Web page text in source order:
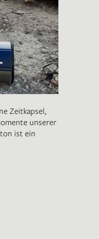
Zeitkapsel,
unserer
ist ein